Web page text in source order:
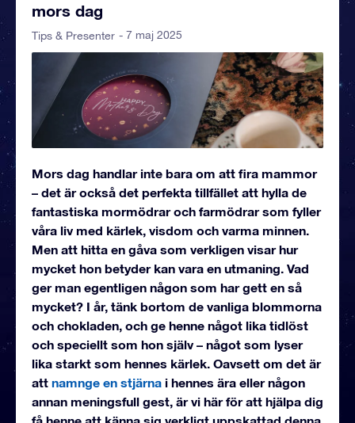
mors dag
Tips & Presenter - 7 maj 2025
Mors dag handlar inte bara om att fira mammor
– det är också det perfekta tillfället att hylla de
fantastiska mormödrar och farmödrar som fyller
våra liv med kärlek, visdom och varma minnen.
Men att hitta en gåva som verkligen visar hur
mycket hon betyder kan vara en utmaning. Vad
ger man egentligen någon som har gett en så
mycket? I år, tänk bortom de vanliga blommorna
och chokladen, och ge henne något lika tidlöst
och speciellt som hon själv – något som lyser
lika starkt som hennes kärlek. Oavsett om det är
att namnge en stjärna i hennes ära eller någon
annan meningsfull gest, är vi här för att hjälpa dig